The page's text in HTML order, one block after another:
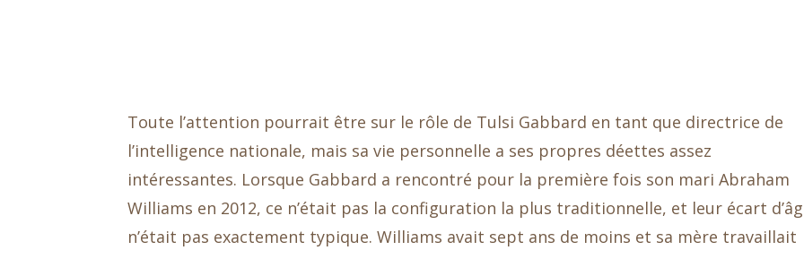
Toute l’attention pourrait être sur le rôle de Tulsi Gabbard en tant que directrice de
l’intelligence nationale, mais sa vie personnelle a ses propres déettes assez
intéressantes. Lorsque Gabbard a rencontré pour la première fois son mari Abraham
Williams en 2012, ce n’était pas la configuration la plus traditionnelle, et leur écart
n’était pas exactement typique. Williams avait sept ans de moins et sa mère travaillait